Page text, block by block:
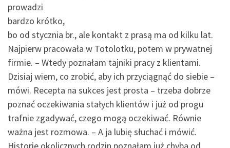
prowadzi
bardzo krótko,
bo od stycznia br., ale kontakt z prasą ma od kilku lat.
Najpierw pracowała w Totolotku, potem w prywatnej
firmie. – Wtedy poznałam tajniki pracy z klientami.
Dzisiaj wiem, co zrobić, aby ich przyciągnąć do siebie –
mówi. Recepta na sukces jest prosta – trzeba dobrze
poznać oczekiwania stałych klientów i już od progu
trafnie zgadywać, czego mogą oczekiwać. Równie
ważna jest rozmowa. – A ja lubię słuchać i mówić.